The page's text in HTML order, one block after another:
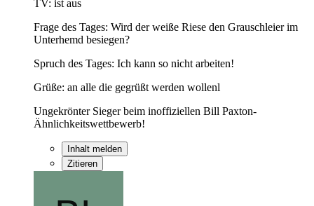
TV: ist aus
Frage des Tages: Wird der weiße Riese den Grauschleier im
Unterhemd besiegen?
Spruch des Tages: Ich kann so nicht arbeiten!
Grüße: an alle die gegrüßt werden wollenl
Ungekrönter Sieger beim inoffiziellen Bill Paxton-
Ähnlichkeitswettbewerb!
Inhalt melden
Zitieren